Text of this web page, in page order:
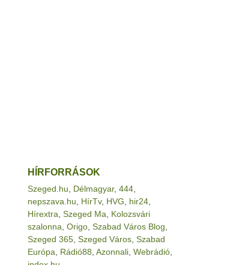
HÍRFORRÁSOK
Szeged.hu Délmagyar, 444
nepszava.hu
HírTv, HVG hir24
Hírextra Szeged Ma
Kolozsvári
szalonna Origo Szabad Város Blog
Szeged 365 Szeged Város Szabad
Európa
Rádió88 Azonnali Webrádió